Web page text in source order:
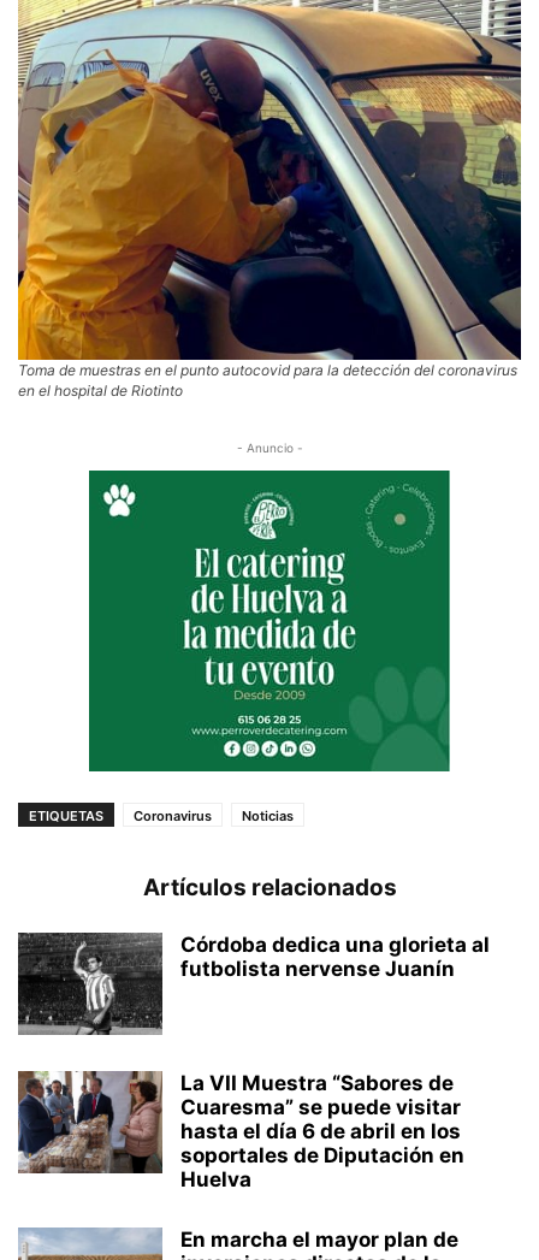
Toma de muestras en el punto autocovid para la detección del coronavirus
en el hospital de Riotinto
- Anuncio -
ETIQUETAS Coronavirus Noticias
Artículos relacionados
Córdoba dedica una glorieta al
futbolista nervense Juanín
La VII Muestra “Sabores de
Cuaresma” se puede visitar
hasta el día 6 de abril en los
soportales de Diputación en
Huelva
En marcha el mayor plan de